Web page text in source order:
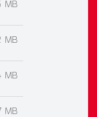
MB
MB
MB
MB